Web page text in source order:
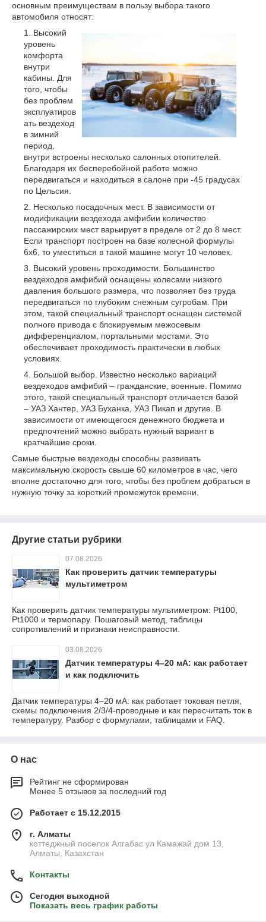
основным преимуществам в пользу выбора такого
автомобиля относят:
Высокий
уровень
комфорта
внутри
кабины. Для
того, чтобы
без проблем
эксплуатиров
ать вездеход
в зимний
период,
внутри встроены несколько салонных отопителей.
Благодаря их бесперебойной работе можно
передвигаться и находиться в салоне при -45 градусах
по Цельсия.
Несколько посадочных мест. В зависимости от
модификации вездехода амфибии количество
пассажирских мест варьирует в пределе от 2 до 8 мест.
Если транспорт построен на базе колесной формулы
6x6, то уместиться в такой машине могут 10 человек.
Высокий уровень проходимости. Большинство
вездеходов амфибий оснащены колесами низкого
давления большого размера, что позволяет без труда
передвигаться по глубоким снежным сугробам. При
этом, такой специальный транспорт оснащен системой
полного привода с блокируемым межосевым
дифференциалом, портальными мостами. Это
обеспечивает проходимость практически в любых
условиях.
Большой выбор. Известно несколько вариаций
вездеходов амфибий – гражданские, военные. Помимо
этого, такой специальный транспорт отличается базой
– УАЗ Хантер, УАЗ Буханка, УАЗ Пикап и другие. В
зависимости от имеющегося денежного бюджета и
предпочтений можно выбрать нужный вариант в
кратчайшие сроки.
Самые быстрые вездеходы способны развивать
максимальную скорость свыше 60 километров в час, чего
вполне достаточно для того, чтобы без проблем добраться в
нужную точку за короткий промежуток времени.
Другие статьи рубрики
07.08.2026
Как проверить датчик температуры
мультиметром
Как проверить датчик температуры мультиметром: Pt100,
Pt1000 и термопару. Пошаговый метод, таблицы
сопротивлений и признаки неисправности.
03.08.2026
Датчик температуры 4–20 мА: как работает
и как подключить
Датчик температуры 4–20 мА: как работает токовая петля,
схемы подключения 2/3/4-проводные и как пересчитать ток в
температуру. Разбор с формулами, таблицами и FAQ.
О нас
Рейтинг не сформирован
Менее 5 отзывов за последний год
Работает с 15.12.2015
г. Алматы
коттеджный поселок Алгабас ул Камажай дом 13,
Алматы, Казахстан
Контакты
Сегодня выходной
Показать весь график работы